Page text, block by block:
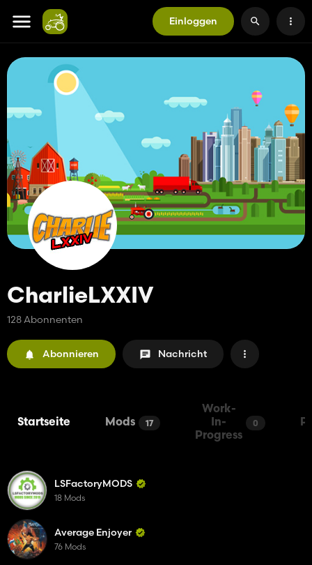
Einloggen
CharlieLXXIV
128 Abonnenten
Abonnieren Nachricht
Startseite Mods 17
Work-
In-
Progress
0
LSFactoryMODS
18 Mods
Average Enjoyer
76 Mods